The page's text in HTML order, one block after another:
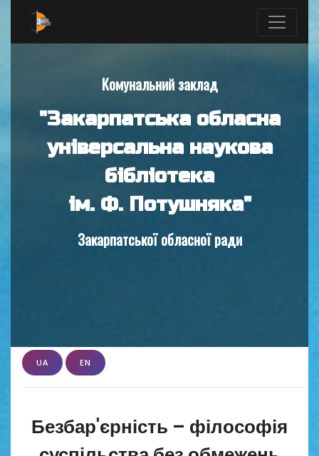
Комунальний заклад
"Закарпатська обласна
універсальна наукова
бібліотека
ім. Ф. Потушняка"
Закарпатської обласної ради
UA EN
Безбар'єрність – філософія